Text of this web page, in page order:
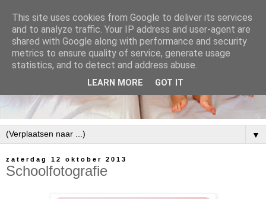
▼
zaterdag 12 oktober 2013
Schoolfotografie
This site uses cookies from Google to deliver its services
and to analyze traffic. Your IP address and user-agent are
shared with Google along with performance and security
metrics to ensure quality of service, generate usage
statistics, and to detect and address abuse.
LEARN MORE GOT IT